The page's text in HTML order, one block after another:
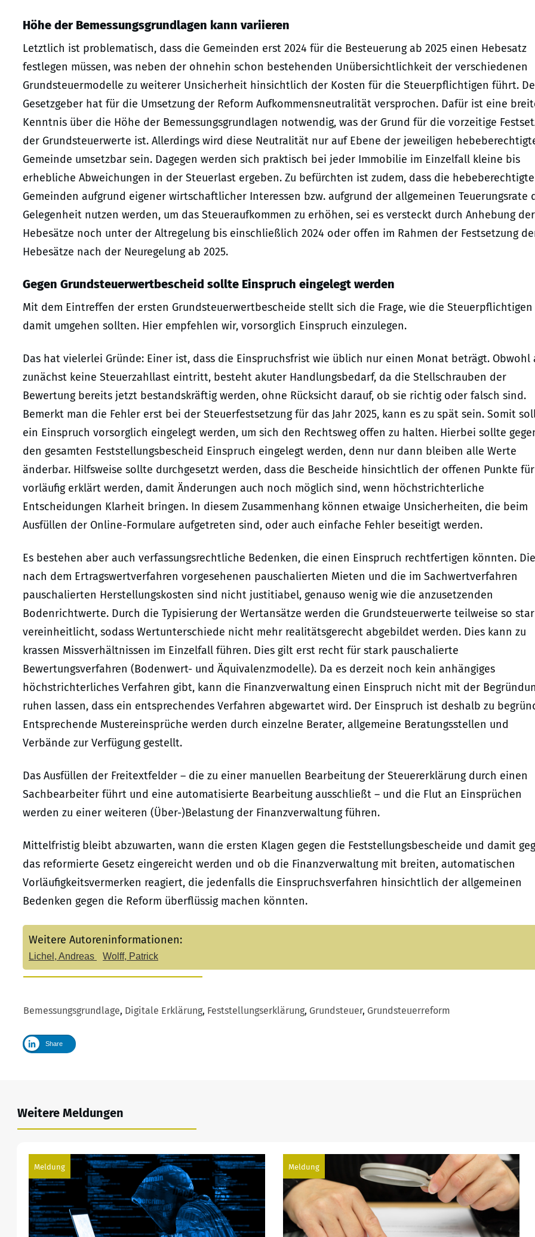
Höhe der Bemessungsgrundlagen kann variieren
Letztlich ist problematisch, dass die Gemeinden erst 2024 für die Besteuerung ab 2025 einen Hebesatz
festlegen müssen, was neben der ohnehin schon bestehenden Unübersichtlichkeit der verschiedenen
Grundsteuermodelle zu weiterer Unsicherheit hinsichtlich der Kosten für die Steuerpflichtigen führt.
Gesetzgeber hat für die Umsetzung der Reform Aufkommensneutralität versprochen. Dafür ist eine
Kenntnis über die Höhe der Bemessungsgrundlagen notwendig, was der Grund für die vorzeitige
der Grundsteuerwerte ist. Allerdings wird diese Neutralität nur auf Ebene der jeweiligen
Gemeinde umsetzbar sein. Dagegen werden sich praktisch bei jeder Immobilie im Einzelfall kleine bis
erhebliche Abweichungen in der Steuerlast ergeben. Zu befürchten ist zudem, dass die
Gemeinden aufgrund eigener wirtschaftlicher Interessen bzw. aufgrund der allgemeinen Teuerungsrate
Gelegenheit nutzen werden, um das Steueraufkommen zu erhöhen, sei es versteckt durch Anhebung der
Hebesätze noch unter der Altregelung bis einschließlich 2024 oder offen im Rahmen der Festsetzung
Hebesätze nach der Neuregelung ab 2025.
Gegen Grundsteuerwertbescheid sollte Einspruch eingelegt werden
Mit dem Eintreffen der ersten Grundsteuerwertbescheide stellt sich die Frage, wie die Steuerpflichtigen
damit umgehen sollten. Hier empfehlen wir, vorsorglich Einspruch einzulegen.
Das hat vielerlei Gründe: Einer ist, dass die Einspruchsfrist wie üblich nur einen Monat beträgt. Obwohl
zunächst keine Steuerzahllast eintritt, besteht akuter Handlungsbedarf, da die Stellschrauben der
Bewertung bereits jetzt bestandskräftig werden, ohne Rücksicht darauf, ob sie richtig oder falsch sind.
Bemerkt man die Fehler erst bei der Steuerfestsetzung für das Jahr 2025, kann es zu spät sein. Somit
ein Einspruch vorsorglich eingelegt werden, um sich den Rechtsweg offen zu halten. Hierbei sollte
den gesamten Feststellungsbescheid Einspruch eingelegt werden, denn nur dann bleiben alle Werte
änderbar. Hilfsweise sollte durchgesetzt werden, dass die Bescheide hinsichtlich der offenen Punkte für
vorläufig erklärt werden, damit Änderungen auch noch möglich sind, wenn höchstrichterliche
Entscheidungen Klarheit bringen. In diesem Zusammenhang können etwaige Unsicherheiten, die beim
Ausfüllen der Online-Formulare aufgetreten sind, oder auch einfache Fehler beseitigt werden.
Es bestehen aber auch verfassungsrechtliche Bedenken, die einen Einspruch rechtfertigen könnten. Die
nach dem Ertragswertverfahren vorgesehenen pauschalierten Mieten und die im Sachwertverfahren
pauschalierten Herstellungskosten sind nicht justitiabel, genauso wenig wie die anzusetzenden
Bodenrichtwerte. Durch die Typisierung der Wertansätze werden die Grundsteuerwerte teilweise so
vereinheitlicht, sodass Wertunterschiede nicht mehr realitätsgerecht abgebildet werden. Dies kann zu
krassen Missverhältnissen im Einzelfall führen. Dies gilt erst recht für stark pauschalierte
Bewertungsverfahren (Bodenwert- und Äquivalenzmodelle). Da es derzeit noch kein anhängiges
höchstrichterliches Verfahren gibt, kann die Finanzverwaltung einen Einspruch nicht mit der
ruhen lassen, dass ein entsprechendes Verfahren abgewartet wird. Der Einspruch ist deshalb zu
Entsprechende Mustereinsprüche werden durch einzelne Berater, allgemeine Beratungsstellen und
Verbände zur Verfügung gestellt.
Das Ausfüllen der Freitextfelder – die zu einer manuellen Bearbeitung der Steuererklärung durch einen
Sachbearbeiter führt und eine automatisierte Bearbeitung ausschließt – und die Flut an Einsprüchen
werden zu einer weiteren (Über-)Belastung der Finanzverwaltung führen.
Mittelfristig bleibt abzuwarten, wann die ersten Klagen gegen die Feststellungsbescheide und damit
das reformierte Gesetz eingereicht werden und ob die Finanzverwaltung mit breiten, automatischen
Vorläufigkeitsvermerken reagiert, die jedenfalls die Einspruchsverfahren hinsichtlich der allgemeinen
Bedenken gegen die Reform überflüssig machen könnten.
Weitere Autoreninformationen:
Lichel, Andreas Wolff, Patrick
Bemessungsgrundlage, Digitale Erklärung, Feststellungserklärung, Grundsteuer, Grundsteuerreform
Share
Weitere Meldungen
Meldung Meldung